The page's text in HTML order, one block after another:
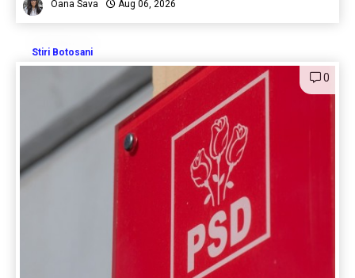
Oana Sava Aug 06, 2026
Stiri Botosani
0